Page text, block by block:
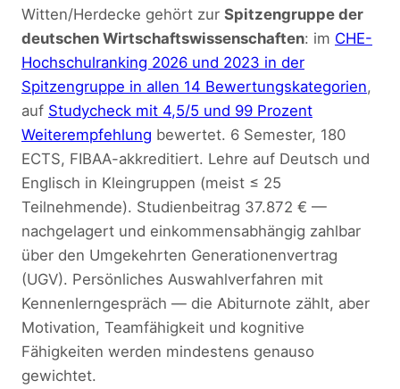
Witten/Herdecke gehört zur Spitzengruppe der
deutschen Wirtschaftswissenschaften: im CHE-
Hochschulranking 2026 und 2023 in der
Spitzengruppe in allen 14 Bewertungskategorien,
auf Studycheck mit 4,5/5 und 99 Prozent
Weiterempfehlung bewertet. 6 Semester, 180
ECTS, FIBAA-akkreditiert. Lehre auf Deutsch und
Englisch in Kleingruppen (meist ≤ 25
Teilnehmende). Studienbeitrag 37.872 € —
nachgelagert und einkommensabhängig zahlbar
über den Umgekehrten Generationenvertrag
(UGV). Persönliches Auswahlverfahren mit
Kennenlerngespräch — die Abiturnote zählt, aber
Motivation, Teamfähigkeit und kognitive
Fähigkeiten werden mindestens genauso
gewichtet.